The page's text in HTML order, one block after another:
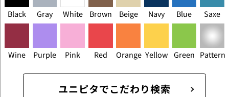
Black Gray White Brown Beige Navy Blue Saxe
Wine Purple Pink Red Orange Yellow Green Pattern
ユニピタでこだわり検索